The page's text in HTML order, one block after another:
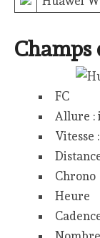
Champs
FC
Allure :
Vitesse
Chrono
Heure